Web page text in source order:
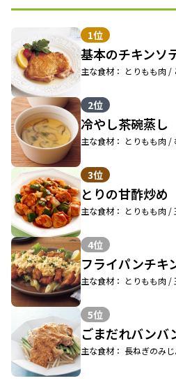
1位
基本のチキンソ
主な食材： とりもも肉 /
2位
冷やし茶碗蒸し
主な食材： とりもも肉 /
3位
とりの甘酢炒め
主な食材： とりもも肉 /
4位
フライパンチキ
主な食材： とりもも肉 /
5位
ごまだれバンバ
主な食材： 長ねぎのみ